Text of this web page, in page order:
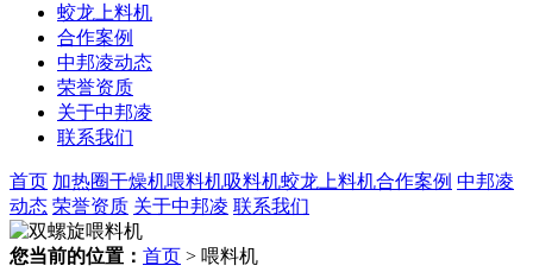
蛟龙上料机
合作案例
中邦凌动态
荣誉资质
关于中邦凌
联系我们
首页 加热圈干燥机喂料机吸料机蛟龙上料机合作案例 中邦凌
动态 荣誉资质 关于中邦凌 联系我们
您当前的位置： 首页 > 喂料机